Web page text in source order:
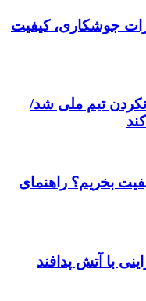
جوشکاری، کیفیت
تیم ملی شد/
بخریم؟ راهنمای
اوکراینی با آتش پدافند